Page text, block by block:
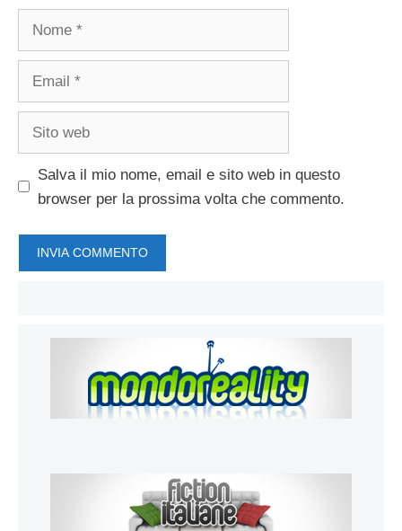
Nome
Email
Sito
Salva il mio nome, email e sito web in questo
browser per la prossima volta che commento.